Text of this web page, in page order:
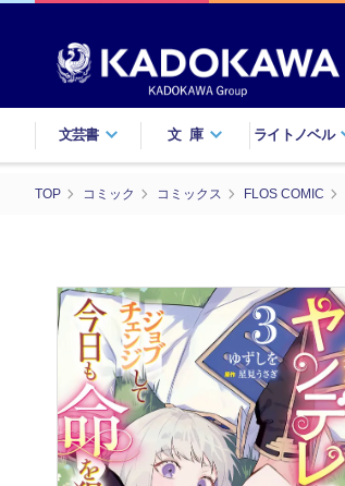
文芸書 文庫 ライトノベル
TOP コミック コミックス FLOS COMIC